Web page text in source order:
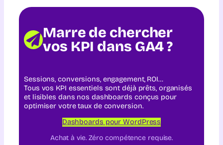
Marre de chercher
vos KPI dans GA4 ?
Sessions, conversions, engagement, ROI…
Tous vos KPI essentiels sont déjà prêts, organisés
et lisibles dans nos dashboards conçus pour
optimiser votre taux de conversion.
Dashboards pour WordPress
Achat à vie. Zéro compétence requise.